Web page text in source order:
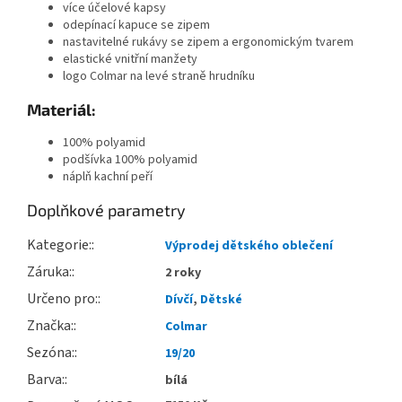
více účelové kapsy
odepínací kapuce se zipem
nastavitelné rukávy se zipem a ergonomickým tvarem
elastické vnitřní manžety
logo Colmar na levé straně hrudníku
Materiál:
100% polyamid
podšívka 100% polyamid
náplň kachní peří
Doplňkové parametry
Kategorie: Výprodej dětského oblečení
Záruka: 2 roky
Určeno pro: Dívčí, Dětské
Značka: Colmar
Sezóna: 19/20
Barva: bílá